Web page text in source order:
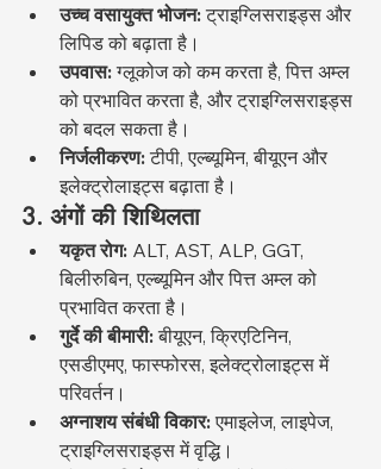
उच्च वसायुक्त भोजन: ट्राइग्लिसराइड्स और
लिपिड को बढ़ाता है।
उपवास: ग्लूकोज को कम करता है, पित्त अम्ल
को प्रभावित करता है, और ट्राइग्लिसराइड्स
को बदल सकता है।
निर्जलीकरण: टीपी, एल्ब्यूमिन, बीयूएन और
इलेक्ट्रोलाइट्स बढ़ाता है।
3. अंगों की शिथिलता
यकृत रोग: ALT, AST, ALP, GGT,
बिलीरुबिन, एल्ब्यूमिन और पित्त अम्ल को
प्रभावित करता है।
गुर्दे की बीमारी: बीयूएन, क्रिएटिनिन,
एसडीएमए, फास्फोरस, इलेक्ट्रोलाइट्स में
परिवर्तन।
अग्नाशय संबंधी विकार: एमाइलेज, लाइपेज,
ट्राइग्लिसराइड्स में वृद्धि।